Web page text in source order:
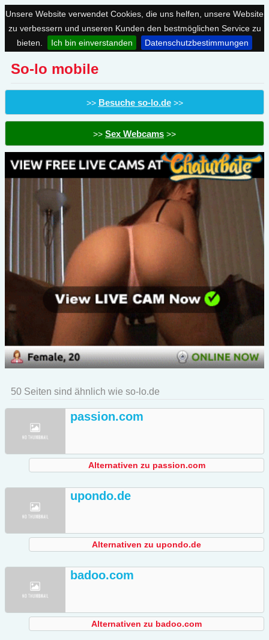
Unsere Website verwendet Cookies, die uns helfen, unsere Website
zu verbessern und unseren Kunden den bestmöglichen Service zu
bieten.
Ich bin einverstanden Datenschutzbestimmungen
So-lo mobile
>> Besuche so-lo.de>>
>> Sex Webcams >>
50 Seiten sind ähnlich wie so-lo.de
passion.com
Alternativen zu passion.com
upondo.de
Alternativen zu upondo.de
badoo.com
Alternativen zu badoo.com